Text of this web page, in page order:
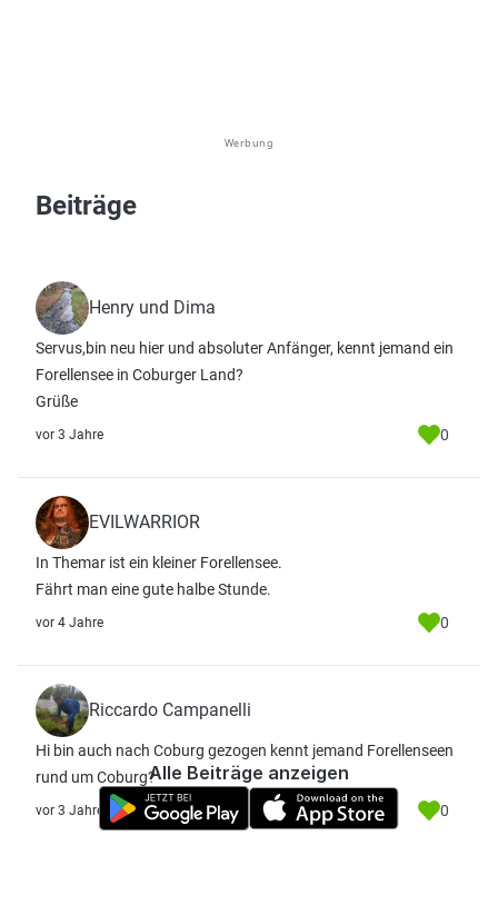
Werbung
Beiträge
Henry und Dima
Servus,bin neu hier und absoluter Anfänger, kennt jemand ein
Forellensee in Coburger Land?
Grüße
vor 3 Jahre 0
EVILWARRIOR
In Themar ist ein kleiner Forellensee.
Fährt man eine gute halbe Stunde.
vor 4 Jahre 0
Riccardo Campanelli
Hi bin auch nach Coburg gezogen kennt jemand Forellenseen
rund um Coburg?
vor 3 Jahre 0
Alle Beiträge anzeigen